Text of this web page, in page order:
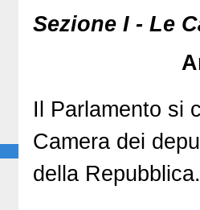
Sezione I - Le
Il Parlamento si
Camera dei
della Repubblica.